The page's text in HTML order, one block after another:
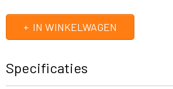
IN WINKELWAGEN
Specificaties